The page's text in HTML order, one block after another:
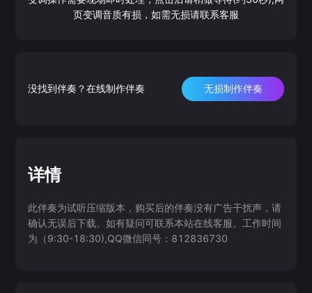
页变调音质有损，如需无损请联系客服
没找到伴奏？在线制作伴奏 无损制作伴奏
详情
此伴奏为试听压缩版本，购买后的伴奏没有广告干扰声，请
确认无误后下载。如有疑问可联系本站在线客服。工作时间
为（9:30-18:30),QQ微信同号：812836730